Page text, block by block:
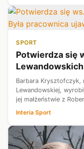
SPORT
Potwierdza się
Barbara Krysztofczyk,
Lewandowskiej,
jej małżeństwie z
głos i potwierdza - z...
Interia Sport